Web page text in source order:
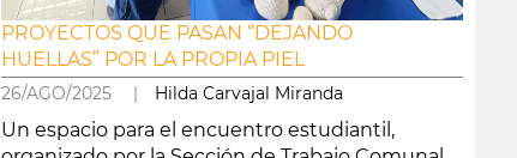
PROYECTOS QUE PASAN “DEJANDO
HUELLAS” POR LA PROPIA PIEL
26/AGO/2025 | Hilda Carvajal Miranda
Un espacio para el encuentro estudiantil,